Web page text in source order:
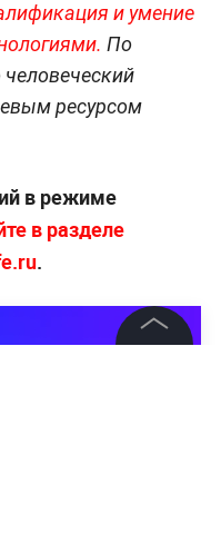
и умение
По
ресурсом
в режиме
в разделе
.